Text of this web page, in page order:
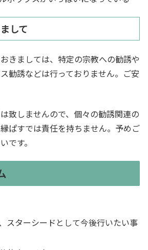
して
きましては、特定の宗教への勧誘や
勧誘などは行っておりません。ご安
致しませんので、個々の勧誘関連の
ぱすでは責任を持ちません。予めご
です。
スターシードとして今後行いたい事